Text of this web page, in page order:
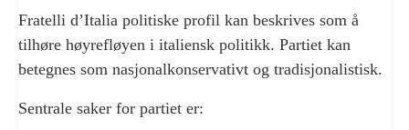
Fratelli d’Italia politiske profil kan beskrives som å
tilhøre høyrefløyen i italiensk politikk. Partiet kan
betegnes som nasjonalkonservativt og tradisjonalistisk.
Sentrale saker for partiet er: